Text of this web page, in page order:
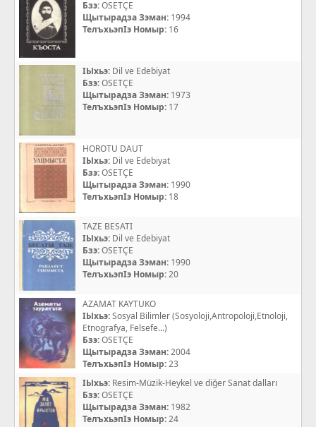
Бзэ:OSETÇE
Щытырадза Зэман: 1994
ТелъхьэпIэ Номыр: 16
IЫхьэ: Dil ve Edebiyat
Бзэ:OSETÇE
Щытырадза Зэман: 1973
ТелъхьэпIэ Номыр: 17
HOROTU DAUT
IЫхьэ: Dil ve Edebiyat
Бзэ:OSETÇE
Щытырадза Зэман: 1990
ТелъхьэпIэ Номыр: 18
TAZE BESATI
IЫхьэ: Dil ve Edebiyat
Бзэ:OSETÇE
Щытырадза Зэман: 1990
ТелъхьэпIэ Номыр:20
AZAMAT KAYTUKO
IЫхьэ:Sosyal Bilimler (Sosyoloji,Antropoloji,Etnoloji,
Etnografya, Felsefe...)
Бзэ:OSETÇE
Щытырадза Зэман:2004
ТелъхьэпIэ Номыр:23
IЫхьэ: Resim-Müzik-Heykel ve diğer Sanat dalları
Бзэ:OSETÇE
Щытырадза Зэман: 1982
ТелъхьэпIэ Номыр:24